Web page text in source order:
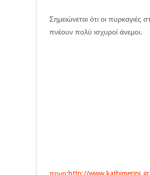
Σημειώνεται ότι οι
πνέουν πολύ ισχυροί άνεμοι.